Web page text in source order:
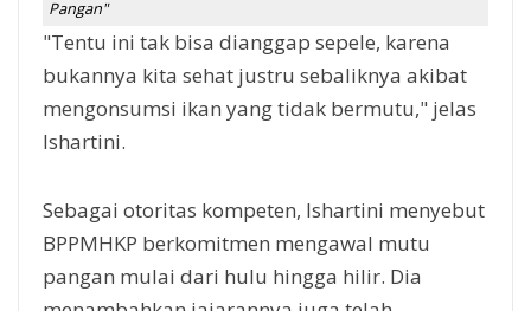
Pangan"
"Tentu ini tak bisa dianggap sepele, karena
bukannya kita sehat justru sebaliknya akibat
mengonsumsi ikan yang tidak bermutu," jelas
Ishartini.
Sebagai otoritas kompeten, Ishartini menyebut
BPPMHKP berkomitmen mengawal mutu
pangan mulai dari hulu hingga hilir. Dia